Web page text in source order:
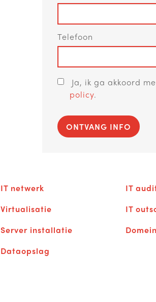
Telefoon
Ja, ik ga akkoord
policy.
ONTVANG INFO
IT netwerk
Virtualisatie
Server installatie
Dataopslag
IT
IT